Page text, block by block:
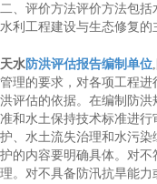
二、评价方法评价方法包括
水利工程建设与生态修复的
天水防洪评估报告编制单位
管理的要求，对各项工程
洪评估的依据。在编制防
准和水土保持技术标准进
护、水土流失治理和水污
护的内容要明确具体。对
理。对不具备防汛抗旱能